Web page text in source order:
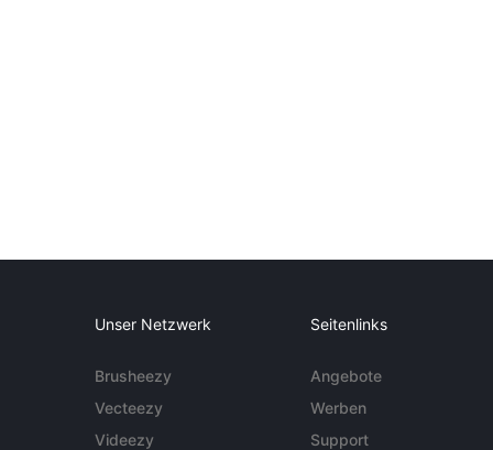
Unser Netzwerk
Brusheezy
Vecteezy
Videezy
Seitenlinks
Angebote
Werben
Support